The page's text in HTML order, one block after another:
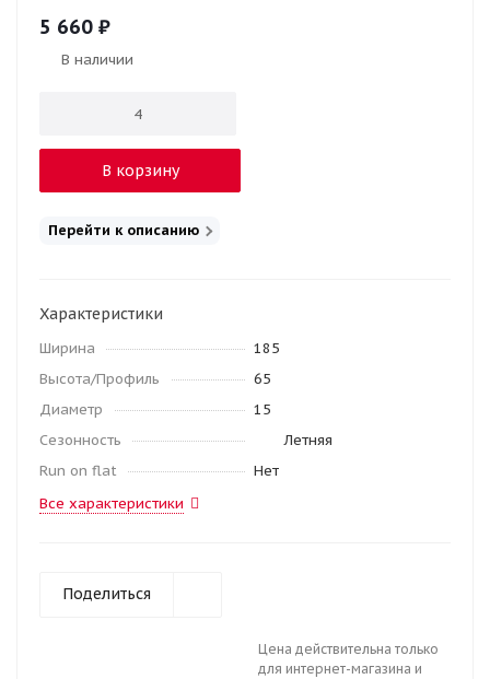
5 660 ₽
В наличии
В корзину
Перейти к описанию
Характеристики
Ширина
185
Высота/Профиль
65
Диаметр
15
Сезонность
Летняя
Run on flat
Нет
Все характеристики
Поделиться
Цена действительна только
для интернет-магазина и